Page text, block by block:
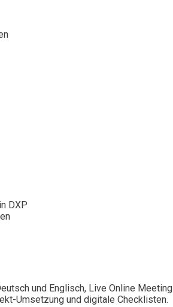
DXP
und Englisch, Live Online
Umsetzung und digitale Checklisten.